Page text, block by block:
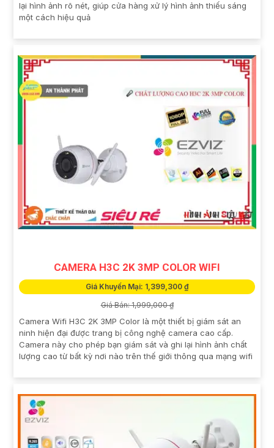
lại hình ảnh rõ nét, giúp cửa hàng xử lý hình ảnh thiếu sáng
một cách hiệu quả
CAMERA H3C 2K 3MP COLOR WIFI
Giá Khuyến Mại: 1,399,300 ₫
Giá Bán: 1,999,000 ₫
Camera Wifi H3C 2K 3MP Color là một thiết bị giám sát an
ninh hiện đại được trang bị công nghệ camera cao cấp.
Camera này cho phép bạn giám sát và ghi lại hình ảnh chất
lượng cao từ bất kỳ nơi nào trên thế giới thông qua mạng wifi